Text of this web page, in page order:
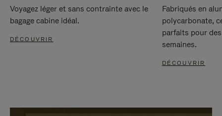
Voyagez léger et sans contrainte avec le
bagage cabine idéal.
DÉCOUVRIR
Fabriqués en
polycarbonate,
parfaits pour
semaines.
DÉCOUVRIR